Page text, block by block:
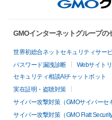
GMOインターネットグループの
世界初総合ネットセキュリティサー
パスワード漏洩診断
Webサイト
セキュリティ相談AIチャットボット
実在証明・盗聴対策
サイバー攻撃対策（GMOサイバーセ
サイバー攻撃対策（GMO Flatt Security